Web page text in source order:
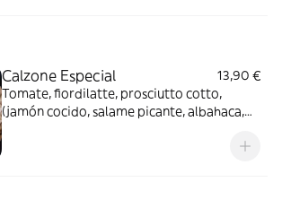
Calzone Especial
13,90 €
Tomate, fiordilatte, prosciutto cotto,
(jamón cocido, salame picante, albahaca,